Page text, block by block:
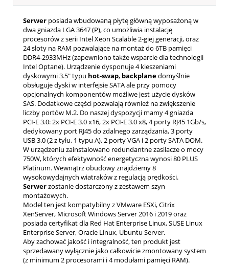
Serwer posiada wbudowaną płytę główną wyposażoną w
dwa gniazda LGA 3647 (P), co umożliwia instalację
procesorów z serii Intel Xeon Scalable 2-giej generacji, oraz
24 sloty na RAM pozwalające na montaż do 6TB pamięci
DDR4-2933MHz (zapewniono także wsparcie dla technologii
Intel Optane). Urządzenie dysponuje 4 kieszeniami
dyskowymi 3.5" typu hot-swap, backplanedomyślnie
obsługuje dyski w interfejsie SATA ale przy pomocy
opcjonalnych komponentów możliwe jest użycie dysków
SAS. Dodatkowe części pozwalają również na zwiększenie
liczby portów M.2. Do naszej dyspozycji mamy 4 gniazda
PCI-E 3.0: 2x PCI-E 3.0 x16, 2x PCI-E 3.0 x8, 4 porty RJ45 1Gb/s,
dedykowany port RJ45 do zdalnego zarządzania, 3 porty
USB 3.0 (2 z tyłu, 1 typu A), 2 porty VGA i 2 porty SATA DOM.
W urządzeniu zainstalowano redundantne zasilacze o mocy
750W, których efektywność energetyczna wynosi 80 PLUS
Platinum. Wewnątrz obudowy znajdziemy 8
wysokowydajnych wiatraków z regulacją prędkości.
Serwerzostanie dostarczony z zestawem szyn
montażowych.
Model ten jest kompatybilny z VMware ESXi, Citrix
XenServer, Microsoft Windows Server 2016 i 2019 oraz
posiada certyfikat dla Red Hat Enterprise Linux, SUSE Linux
Enterprise Server, Oracle Linux, Ubuntu Server.
Aby zachować jakość i integralność, ten produkt jest
sprzedawany wyłącznie jako całkowicie zmontowany system
(z minimum 2 procesorami i 4 modułami pamięci RAM).